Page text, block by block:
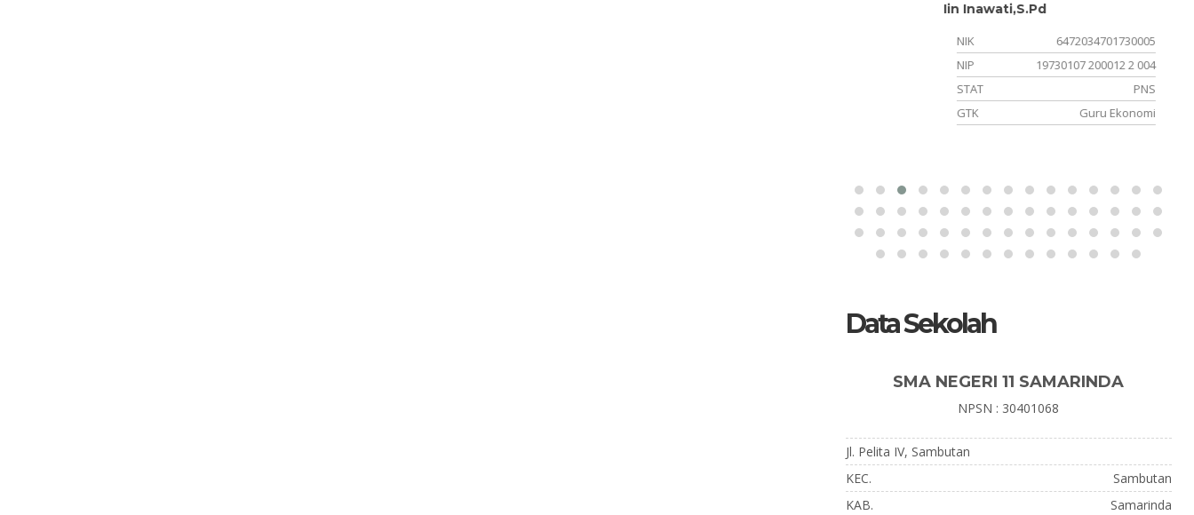
Budi Harto, S.Pd
NIK
6472051504690004
196904151995121004
STAT
PNS
GTK
Guru Geografi
Data Sekolah
SMA NEGERI 11 SAMARINDA
NPSN : 30401068
Jl. Pelita IV, Sambutan
KEC.
Sambutan
KAB.
Samarinda